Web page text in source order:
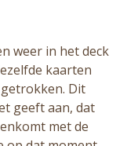
weer in het deck
kaarten
Dit
geeft aan, dat
met de